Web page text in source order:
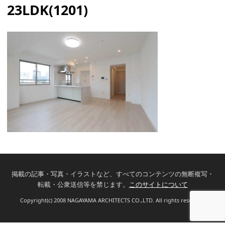
23LDK(1201)
掲載の記事・写真・イラストなど、すべてのコンテンツの無断複写・
転載・公衆送信等を禁じます。 このサイトについて
Copyright(c) 2008 NAGAYAMA ARCHITECTS CO.,LTD. All rights reserved.